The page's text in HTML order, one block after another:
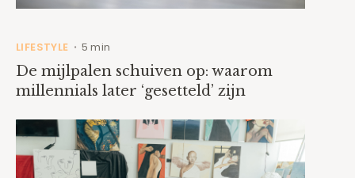
LIFESTYLE • 5 min
De mijlpalen schuiven op: waarom
millennials later ‘gesetteld’ zijn